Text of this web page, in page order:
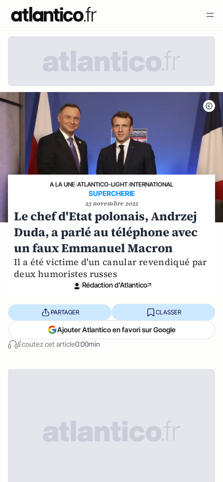
A LA UNE›ATLANTICO-LIGHT›INTERNATIONAL
SUPERCHERIE
23 novembre 2022
Le chef d'Etat polonais, Andrzej
Duda, a parlé au téléphone avec
un faux Emmanuel Macron
Il a été victime d'un canular revendiqué par
deux humoristes russes
Rédaction d'Atlantico
Écoutez cet article0:00min
PARTAGER CLASSER
Ajouter Atlantico en favori sur Google